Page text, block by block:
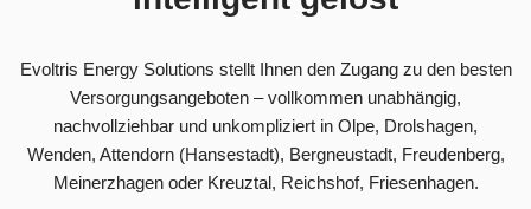
Evoltris Energy Solutions stellt Ihnen den Zugang zu den besten
Versorgungsangeboten – vollkommen unabhängig,
nachvollziehbar und unkompliziert in Olpe, Drolshagen,
Wenden, Attendorn (Hansestadt), Bergneustadt, Freudenberg,
Meinerzhagen oder Kreuztal, Reichshof, Friesenhagen.